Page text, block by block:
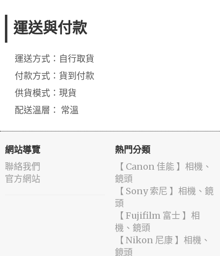
運送與付款
運送方式：自行取貨
付款方式：貨到付款
供貨模式：現貨
配送溫層： 常溫
網站導覽
聯絡我們
官方網站
熱門分類
【 Canon 佳能 】相機、
鏡頭
【 Sony 索尼 】相機、鏡
頭
【 Fujifilm 富士 】相
機、鏡頭
【 Nikon 尼康 】相機、
鏡頭